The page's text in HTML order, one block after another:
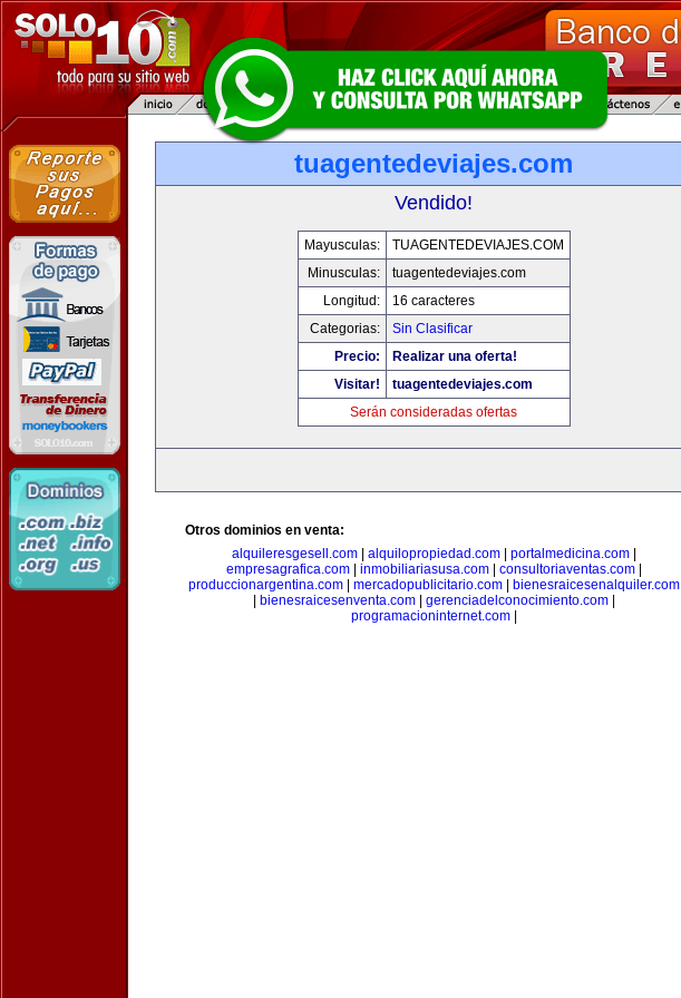
tuagentedeviajes.com
Vendido!
Mayusculas:
TUAGENTEDEVIAJES.COM
Minusculas:
tuagentedeviajes.com
Longitud:
16 caracteres
Categorias:
Sin Clasificar
Precio:
Realizar una oferta!
Visitar!
tuagentedeviajes.com
Serán consideradas ofertas
Otros dominios en venta:
alquileresgesell.com| alquilopropiedad.com| portalmedicina.com|
empresagrafica.com| inmobiliariasusa.com| consultoriaventas.com|
produccionargentina.com| mercadopublicitario.com|
bienesraicesenalquiler.com
bienesraicesenventa.com| gerenciadelconocimiento.com|
programacioninternet.com|